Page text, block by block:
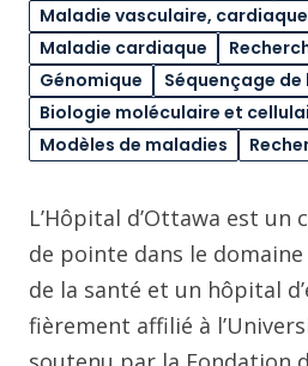
Maladie vasculaire,
Maladie cardiaque
Génomique
Séquençage de
Biologie moléculaire et
Modèles de maladies
L’Hôpital d’Ottawa est
de pointe dans le
de la santé et un hôpital
fièrement affilié à